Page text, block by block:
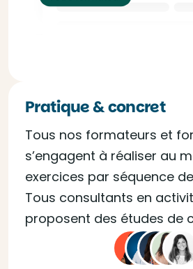
Pratique & concret
Tous nos formateurs et
s’engagent à réaliser au
exercices par séquence
Tous consultants en
proposent des études de